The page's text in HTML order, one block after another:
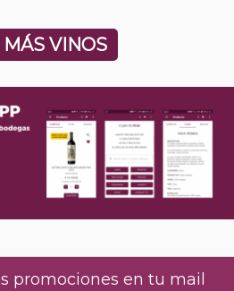
VINOS
promociones en tu mail